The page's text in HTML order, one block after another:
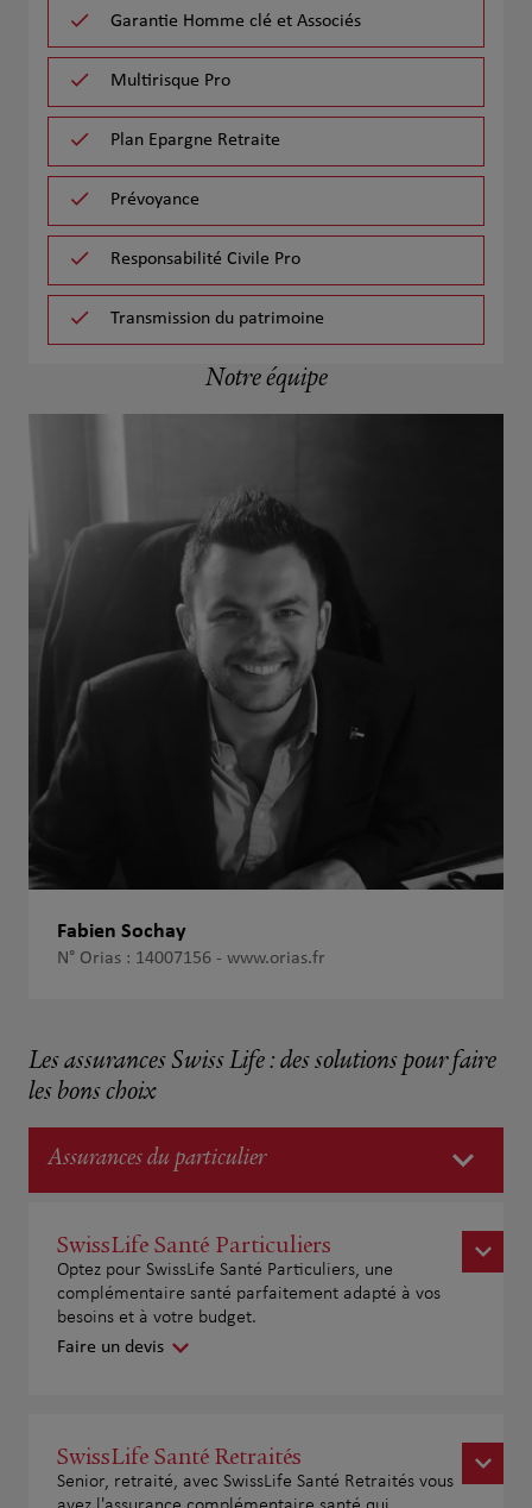
Garantie Homme clé et Associés
Multirisque Pro
Plan Epargne Retraite
Prévoyance
Responsabilité Civile Pro
Transmission du patrimoine
Notre équipe
Fabien Sochay
N° Orias : 14007156 - www.orias.fr
Les assurances Swiss Life : des solutions pour faire
les bons choix
Assurances du particulier
SwissLife Santé Particuliers
Optez pour SwissLife Santé Particuliers, une
complémentaire santé parfaitement adapté à vos
besoins et à votre budget.
Faire un devis
SwissLife Santé Retraités
Senior, retraité, avec SwissLife Santé Retraités vous